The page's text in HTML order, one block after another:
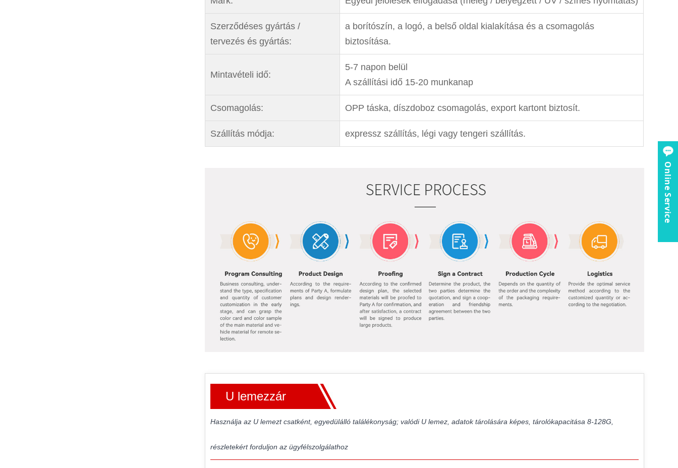
Szerződéses gyártás /
tervezés és gyártás:
a borítószín, a logó, a belső oldal kialakítása és a csomagolás
biztosítása.
Mintavételi idő:
5-7 napon belül
A szállítási idő 15-20 munkanap
Csomagolás: OPP táska, díszdoboz csomagolás, export kartont biztosít.
Szállítás módja: expressz szállítás, légi vagy tengeri szállítás.
U lemezzár
Használja az U lemezt csatként, egyedülálló találékonyság; valódi U lemez, adatok tárolására képes, tárolókapacitása 8-128G,
részletekért forduljon az ügyfélszolgálathoz
Online Service